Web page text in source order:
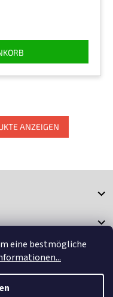
eine bestmögliche
ANZEIGEN